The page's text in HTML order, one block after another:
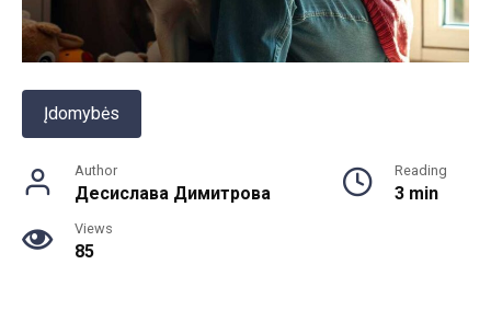
Įdomybės
Author
Десислава Димитрова
Reading
3 min
Views
85